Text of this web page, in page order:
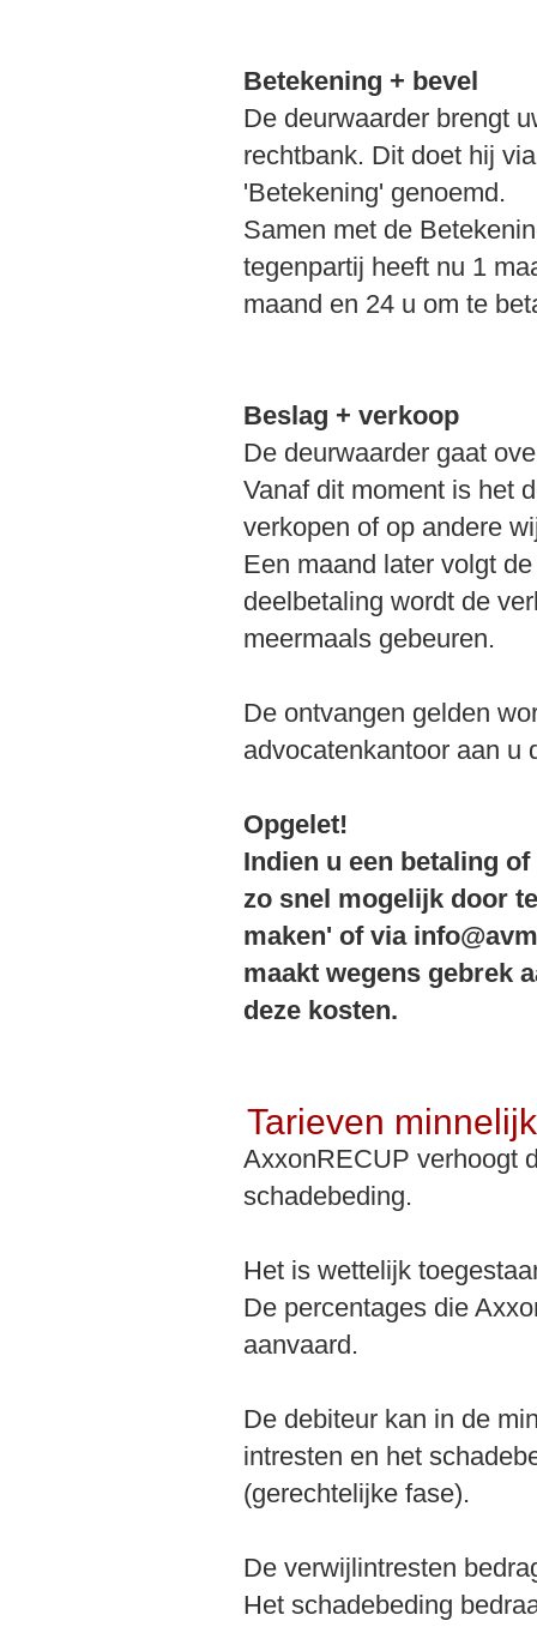
Betekening + bevel
De deurwaarder brengt
rechtbank. Dit doet hij
'Betekening' genoemd.
Samen met de
tegenpartij heeft nu 1
maand en 24 u om te
Beslag + verkoop
De deurwaarder gaat
Vanaf dit moment is het
verkopen of op andere
Een maand later volgt
deelbetaling wordt de
meermaals gebeuren.
De ontvangen gelden
advocatenkantoor aan u
Opgelet!
Indien u een betaling
zo snel mogelijk door
maken' of via
maakt wegens gebrek
deze kosten.
Tarieven
AxxonRECUP verhoogt
schadebeding.
Het is wettelijk
De percentages die
aanvaard.
De debiteur kan in de
intresten en het
(gerechtelijke fase).
De verwijlintresten
Het schadebeding